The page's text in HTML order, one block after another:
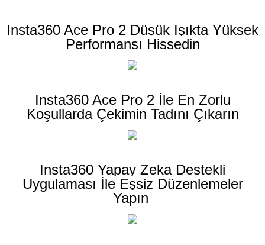
Insta360 Ace Pro 2 Düşük Işıkta Yüksek
Performansı Hissedin
Insta360 Ace Pro 2 İle En Zorlu
Koşullarda Çekimin Tadını Çıkarın
Insta360 Yapay Zeka Destekli
Uygulaması İle Eşsiz Düzenlemeler
Yapın